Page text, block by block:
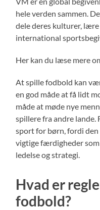
hele verden sammen.
dele deres kulturer,
international
Her kan du læse mere
At spille fodbold kan
en god måde at få lidt
måde at møde nye
spillere fra andre lande.
sport for børn, fordi
vigtige færdigheder
ledelse og strategi.
Hvad er
fodbold?